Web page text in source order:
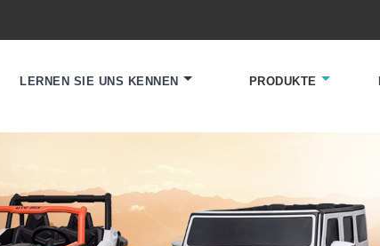
LERNEN SIE UNS KENNEN PRODUKTE